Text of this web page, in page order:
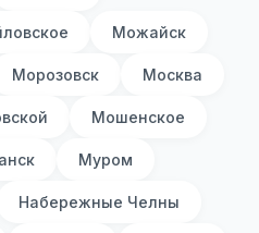
Можайск
Морозовск Москва
Мошенское
Муром
Набережные Челны